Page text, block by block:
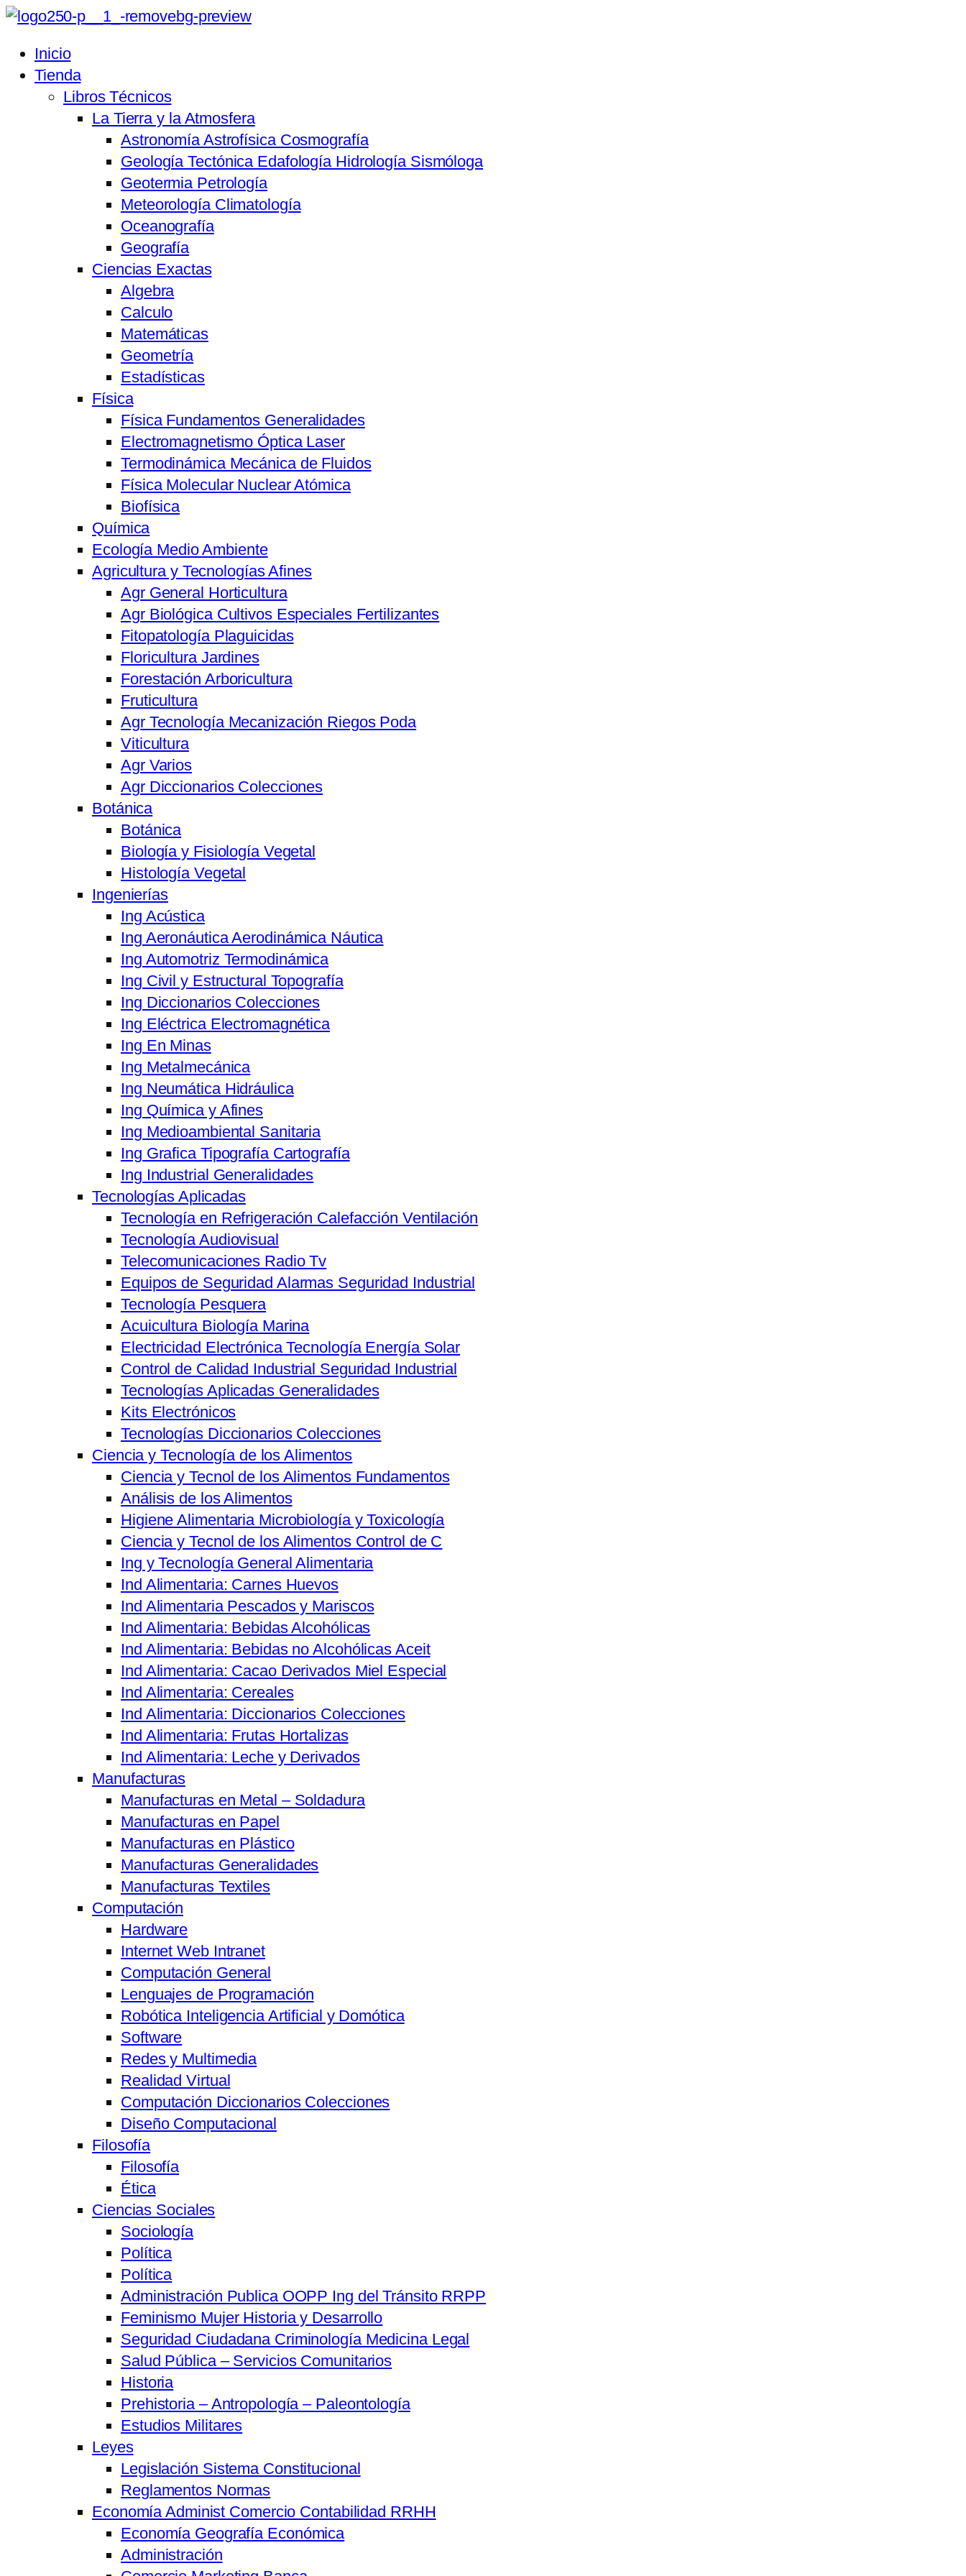
Inicio
Tienda
Libros Técnicos
La Tierra y la Atmosfera
Astronomía Astrofísica Cosmografía
Geología Tectónica Edafología Hidrología Sismóloga
Geotermia Petrología
Meteorología Climatología
Oceanografía
Geografía
Ciencias Exactas
Algebra
Calculo
Matemáticas
Geometría
Estadísticas
Física
Física Fundamentos Generalidades
Electromagnetismo Óptica Laser
Termodinámica Mecánica de Fluidos
Física Molecular Nuclear Atómica
Biofísica
Química
Ecología Medio Ambiente
Agricultura y Tecnologías Afines
Agr General Horticultura
Agr Biológica Cultivos Especiales Fertilizantes
Fitopatología Plaguicidas
Floricultura Jardines
Forestación Arboricultura
Fruticultura
Agr Tecnología Mecanización Riegos Poda
Viticultura
Agr Varios
Agr Diccionarios Colecciones
Botánica
Botánica
Biología y Fisiología Vegetal
Histología Vegetal
Ingenierías
Ing Acústica
Ing Aeronáutica Aerodinámica Náutica
Ing Automotriz Termodinámica
Ing Civil y Estructural Topografía
Ing Diccionarios Colecciones
Ing Eléctrica Electromagnética
Ing En Minas
Ing Metalmecánica
Ing Neumática Hidráulica
Ing Química y Afines
Ing Medioambiental Sanitaria
Ing Grafica Tipografía Cartografía
Ing Industrial Generalidades
Tecnologías Aplicadas
Tecnología en Refrigeración Calefacción Ventilación
Tecnología Audiovisual
Telecomunicaciones Radio Tv
Equipos de Seguridad Alarmas Seguridad Industrial
Tecnología Pesquera
Acuicultura Biología Marina
Electricidad Electrónica Tecnología Energía Solar
Control de Calidad Industrial Seguridad Industrial
Tecnologías Aplicadas Generalidades
Kits Electrónicos
Tecnologías Diccionarios Colecciones
Ciencia y Tecnología de los Alimentos
Ciencia y Tecnol de los Alimentos Fundamentos
Análisis de los Alimentos
Higiene Alimentaria Microbiología y Toxicología
Ciencia y Tecnol de los Alimentos Control de C
Ing y Tecnología General Alimentaria
Ind Alimentaria: Carnes Huevos
Ind Alimentaria Pescados y Mariscos
Ind Alimentaria: Bebidas Alcohólicas
Ind Alimentaria: Bebidas no Alcohólicas Aceit
Ind Alimentaria: Cacao Derivados Miel Especial
Ind Alimentaria: Cereales
Ind Alimentaria: Diccionarios Colecciones
Ind Alimentaria: Frutas Hortalizas
Ind Alimentaria: Leche y Derivados
Manufacturas
Manufacturas en Metal – Soldadura
Manufacturas en Papel
Manufacturas en Plástico
Manufacturas Generalidades
Manufacturas Textiles
Computación
Hardware
Internet Web Intranet
Computación General
Lenguajes de Programación
Robótica Inteligencia Artificial y Domótica
Software
Redes y Multimedia
Realidad Virtual
Computación Diccionarios Colecciones
Diseño Computacional
Filosofía
Filosofía
Ética
Ciencias Sociales
Sociología
Política
Política
Administración Publica OOPP Ing del Tránsito RRPP
Feminismo Mujer Historia y Desarrollo
Seguridad Ciudadana Criminología Medicina Legal
Salud Pública – Servicios Comunitarios
Historia
Prehistoria – Antropología – Paleontología
Estudios Militares
Leyes
Legislación Sistema Constitucional
Reglamentos Normas
Economía Administ Comercio Contabilidad RRHH
Economía Geografía Económica
Administración